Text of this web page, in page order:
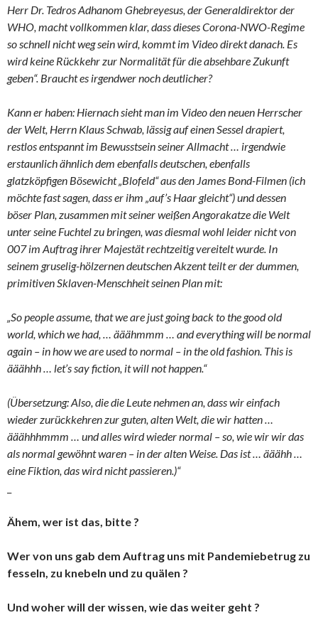
Herr Dr. Tedros Adhanom Ghebreyesus, der Generaldirektor der
WHO, macht vollkommen klar, dass dieses Corona-NWO-Regime
so schnell nicht weg sein wird, kommt im Video direkt danach. Es
wird keine Rückkehr zur Normalität für die absehbare Zukunft
geben“. Braucht es irgendwer noch deutlicher?
Kann er haben: Hiernach sieht man im Video den neuen Herrscher
der Welt, Herrn Klaus Schwab, lässig auf einen Sessel drapiert,
restlos entspannt im Bewusstsein seiner Allmacht … irgendwie
erstaunlich ähnlich dem ebenfalls deutschen, ebenfalls
glatzköpfigen Bösewicht „Blofeld“ aus den James Bond-Filmen (ich
möchte fast sagen, dass er ihm „auf’s Haar gleicht“) und dessen
böser Plan, zusammen mit seiner weißen Angorakatze die Welt
unter seine Fuchtel zu bringen, was diesmal wohl leider nicht von
007 im Auftrag ihrer Majestät rechtzeitig vereitelt wurde. In
seinem gruselig-hölzernen deutschen Akzent teilt er der dummen,
primitiven Sklaven-Menschheit seinen Plan mit:
„So people assume, that we are just going back to the good old
world, which we had, … ääähmmm … and everything will be normal
again – in how we are used to normal – in the old fashion. This is
ääähhh … let’s say fiction, it will not happen.“
(Übersetzung: Also, die die Leute nehmen an, dass wir einfach
wieder zurückkehren zur guten, alten Welt, die wir hatten …
ääähhhmmm … und alles wird wieder normal – so, wie wir wir das
als normal gewöhnt waren – in der alten Weise. Das ist … ääähh …
eine Fiktion, das wird nicht passieren.)“
Ähem, wer ist das, bitte ?
Wer von uns gab dem Auftrag uns mit Pandemiebetrug zu
fesseln, zu knebeln und zu quälen ?
Und woher will der wissen, wie das weiter geht ?